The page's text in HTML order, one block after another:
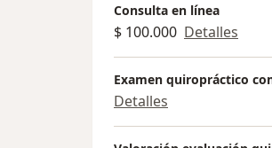
Consulta en línea
$ 100.000 Detalles
Examen quiropráctico
Detalles